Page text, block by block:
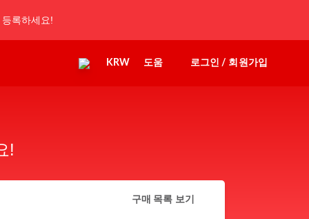
록하세요!
KRW 도움 로그인 / 회원가입
!
구매 목록 보기